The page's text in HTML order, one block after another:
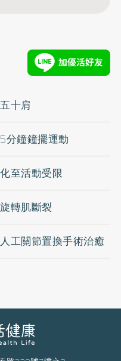
十肩
鐘鐘擺運動
至活動受限
轉肌斷裂
工關節置換手術治癒